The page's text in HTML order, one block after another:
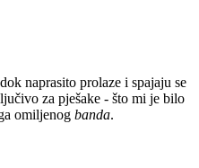
naprasito prolaze i spajaju se
za pješake - što mi je bilo
omiljenog banda.